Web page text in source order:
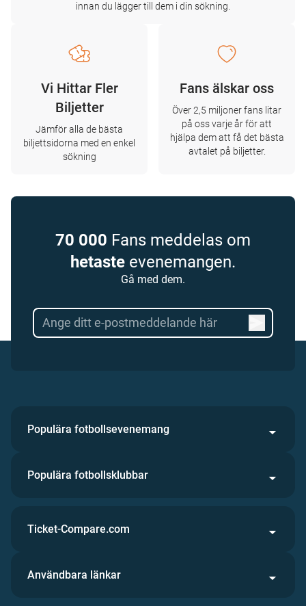
innan du lägger till dem i din sökning.
Vi Hittar Fler
Biljetter
Jämför alla de bästa
biljettsidorna med en enkel
sökning
Fans älskar oss
Över 2,5 miljoner fans litar
på oss varje år för att
hjälpa dem att få det bästa
avtalet på biljetter.
70 000 Fans meddelas om
hetaste evenemangen.
Gå med dem.
Populära fotbollsevenemang
Populära fotbollsklubbar
Ticket-Compare.com
Användbara länkar